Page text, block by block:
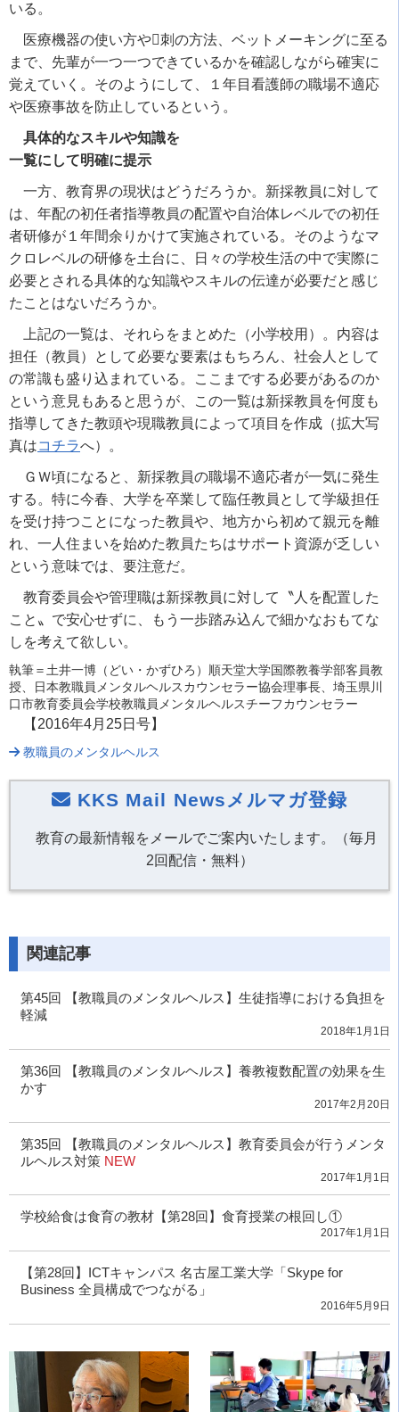
いる。
医療機器の使い方や刺の方法、ベットメーキングに至る
まで、先輩が一つ一つできているかを確認しながら確実に
覚えていく。そのようにして、１年目看護師の職場不適応
や医療事故を防止しているという。
具体的なスキルや知識を
一覧にして明確に提示
一方、教育界の現状はどうだろうか。新採教員に対して
は、年配の初任者指導教員の配置や自治体レベルでの初任
者研修が１年間余りかけて実施されている。そのようなマ
クロレベルの研修を土台に、日々の学校生活の中で実際に
必要とされる具体的な知識やスキルの伝達が必要だと感じ
たことはないだろうか。
上記の一覧は、それらをまとめた（小学校用）。内容は
担任（教員）として必要な要素はもちろん、社会人として
の常識も盛り込まれている。ここまでする必要があるのか
という意見もあると思うが、この一覧は新採教員を何度も
指導してきた教頭や現職教員によって項目を作成（拡大写
真はコチラへ）。
ＧＷ頃になると、新採教員の職場不適応者が一気に発生
する。特に今春、大学を卒業して臨任教員として学級担任
を受け持つことになった教員や、地方から初めて親元を離
れ、一人住まいを始めた教員たちはサポート資源が乏しい
という意味では、要注意だ。
教育委員会や管理職は新採教員に対して〝人を配置した
こと〟で安心せずに、もう一歩踏み込んで細かなおもてな
しを考えて欲しい。
執筆＝土井一博（どい・かずひろ）順天堂大学国際教養学部客員教
授、日本教職員メンタルヘルスカウンセラー協会理事長、埼玉県川
口市教育委員会学校教職員メンタルヘルスチーフカウンセラー
【2016年4月25日号】
教職員のメンタルヘルス
KKS Mail Newsメルマガ登録
教育の最新情報をメールでご案内いたします。（毎月
2回配信・無料）
関連記事
第45回 【教職員のメンタルヘルス】生徒指導における負担を
軽減
2018年1月1日
第36回 【教職員のメンタルヘルス】養教複数配置の効果を生
かす
2017年2月20日
第35回 【教職員のメンタルヘルス】教育委員会が行うメンタ
ルヘルス対策 NEW
2017年1月1日
学校給食は食育の教材【第28回】食育授業の根回し①
2017年1月1日
【第28回】ICTキャンパス 名古屋工業大学「Skype for
Business 全員構成でつながる」
2016年5月9日